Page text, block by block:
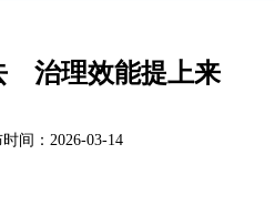
治理效能提上来
间：2026-03-14